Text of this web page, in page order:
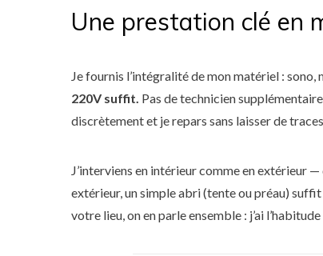
Une prestation clé en
Je fournis l’intégralité de mon matériel :
220V suffit. Pas de technicien
discrètement et je repars sans laisser de
J’interviens en intérieur comme en extérieur
extérieur, un simple abri (tente ou préau)
votre lieu, on en parle ensemble : j’ai